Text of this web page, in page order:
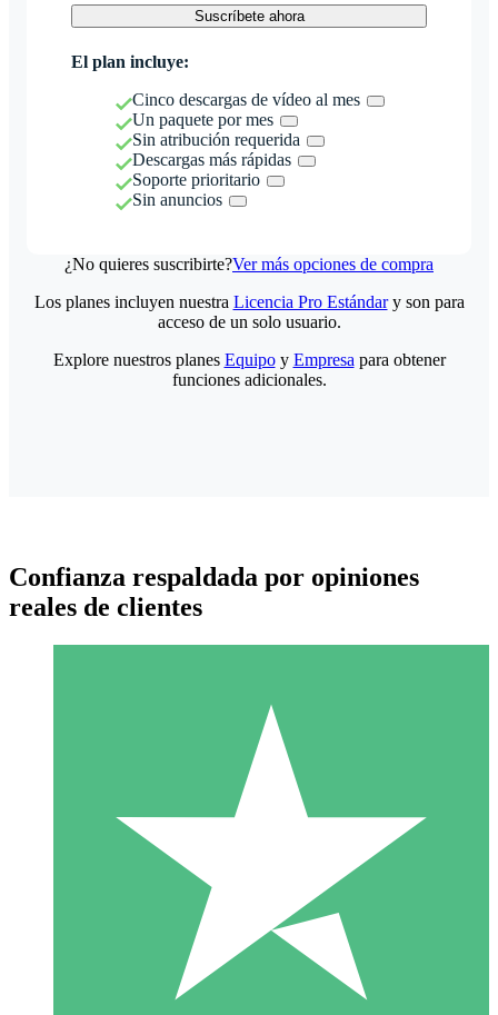
Suscríbete ahora
El plan incluye:
Cinco descargas de vídeo al mes
Un paquete por mes
Sin atribución requerida
Descargas más rápidas
Soporte prioritario
Sin anuncios
¿No quieres suscribirte?Ver más opciones de compra
Paquetes de Créditos Individuales
Paga según el uso con créditos de descarga. Sin compromiso
10 00
Los planes incluyen nuestra Licencia Pro Estándary son para
acceso de un solo usuario.
Explore nuestros planes Equipoy Empresa para obtener
funciones adicionales.
Confianza respaldada por opiniones
reales de clientes